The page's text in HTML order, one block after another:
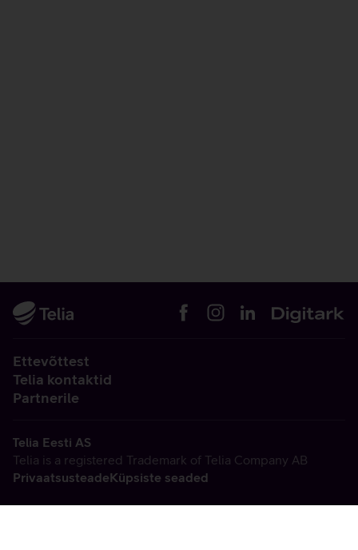
Ettevõttest
Telia kontaktid
Partnerile
Telia Eesti AS
Telia is a registered Trademark of Telia Company AB
PrivaatsusteadeKüpsiste seaded